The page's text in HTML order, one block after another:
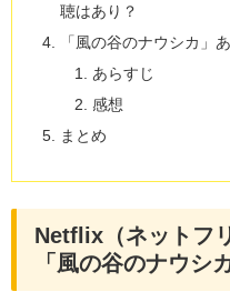
聴はあり？
「風の谷のナウシカ」
あらすじ
感想
まとめ
Netflix（ネットフ
「風の谷のナウシ